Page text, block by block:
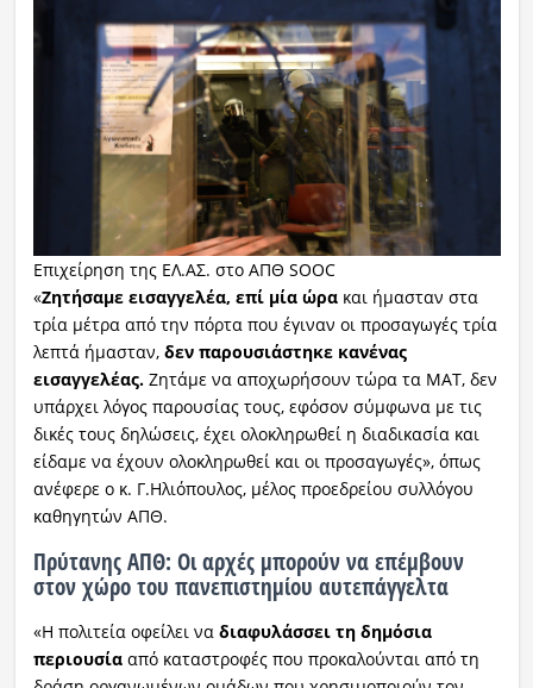
Επιχείρηση της ΕΛ.ΑΣ. στο ΑΠΘ SOOC
«Ζητήσαμε εισαγγελέα, επί μία ώρακαι ήμασταν στα
τρία μέτρα από την πόρτα που έγιναν οι προσαγωγές τρία
λεπτά ήμασταν, δεν παρουσιάστηκε κανένας
εισαγγελέας.Ζητάμε να αποχωρήσουν τώρα τα ΜΑΤ, δεν
υπάρχει λόγος παρουσίας τους, εφόσον σύμφωνα με τις
δικές τους δηλώσεις, έχει ολοκληρωθεί η διαδικασία και
είδαμε να έχουν ολοκληρωθεί και οι προσαγωγές», όπως
ανέφερε ο κ. Γ.Ηλιόπουλος, μέλος προεδρείου συλλόγου
καθηγητών ΑΠΘ.
Πρύτανης ΑΠΘ: Οι αρχές μπορούν να επέμβουν
στον χώρο του πανεπιστημίου αυτεπάγγελτα
«Η πολιτεία οφείλει να διαφυλάσσει τη δημόσια
περιουσίααπό καταστροφές που προκαλούνται από τη